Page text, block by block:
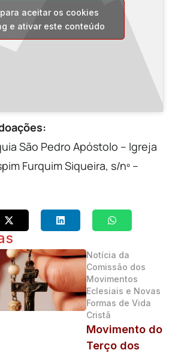
aceitar os cookies
e ativar este conteúdo
São Pedro Apóstolo – Igreja
Furquim Siqueira, s/nº –
Notícia da
Comissão dos
Movimentos
Eclesiais e Novas
Formas de Vida
Cristã
Movimento do
Terço dos